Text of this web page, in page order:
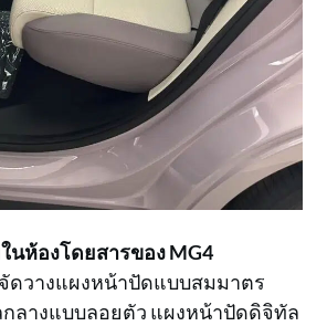
นห้องโดยสารของ MG4
ดวางแผงหน้าปัดแบบสมมาตร
ลางแบบลอยตัว แผงหน้าปัดดิจิทัล